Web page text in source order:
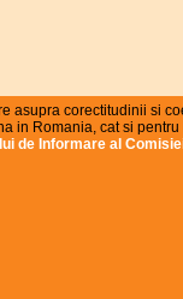
asupra corectitudinii si
in Romania, cat si
de Informare al